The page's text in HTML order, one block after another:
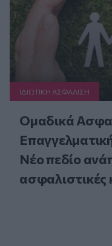
ΙΔΙΩΤΙΚΗ ΑΣΦAΛΙΣΗ
Ομαδικά
Νέο πεδίο
ασφαλιστικές